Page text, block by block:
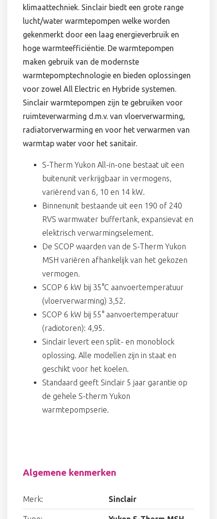
klimaattechniek. Sinclair biedt een grote range
lucht/water warmtepompen welke worden
gekenmerkt door een laag energieverbruik en
hoge warmteefficiëntie. De warmtepompen
maken gebruik van de modernste
warmtepomptechnologie en bieden oplossingen
voor zowel All Electric en Hybride systemen.
Sinclair warmtepompen zijn te gebruiken voor
ruimteverwarming d.m.v. van vloerverwarming,
radiatorverwarming en voor het verwarmen van
warmtap water voor het sanitair.
S-Therm Yukon All-in-one bestaat uit een
buitenunit verkrijgbaar in vermogens,
variërend van 6, 10 en 14 kW.
Binnenunit bestaande uit een 190 of 240
RVS warmwater buffertank, expansievat en
elektrisch verwarmingselement.
De SCOP waarden van de S-Therm Yukon
MSH variëren afhankelijk van het gekozen
vermogen.
SCOP 6 kW bij 35°C aanvoertemperatuur
(vloerverwarming) 3,52.
SCOP 6 kW bij 55° aanvoertemperatuur
(radiotoren): 4,95.
Sinclair levert een split- en monoblock
oplossing. Alle modellen zijn in staat en
geschikt voor het koelen.
Standaard geeft Sinclair 5 jaar garantie op
de gehele S-therm Yukon
warmtepompserie.
Algemene kenmerken
Merk: Sinclair